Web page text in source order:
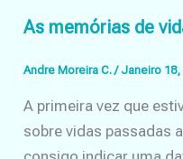
As memórias de
Andre Moreira C./Janeiro 18,
A primeira vez que
sobre vidas passadas